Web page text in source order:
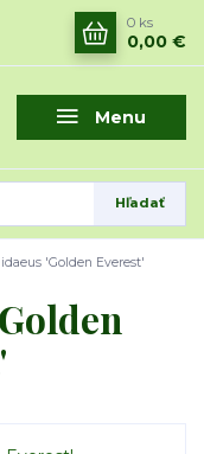
Menu
Hľadať
0 ks
0,00 €
'Golden Everest'